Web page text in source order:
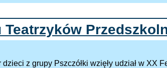
Teatrzyków
z grupy Pszczółki wzięły udział w XX